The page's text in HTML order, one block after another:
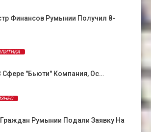
Финансов Румынии Получил 8-
"бьюти" Компания, Ос…
Граждан Румынии Подали Заявку На